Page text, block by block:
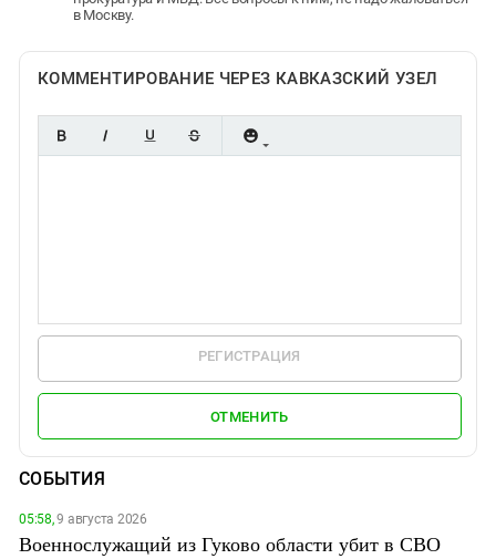
в Москву.
КОММЕНТИРОВАНИЕ ЧЕРЕЗ КАВКАЗСКИЙ УЗЕЛ
РЕГИСТРАЦИЯ
ОТМЕНИТЬ
СОБЫТИЯ
05:58,9 августа 2026
Военнослужащий из Гуково области убит в СВО